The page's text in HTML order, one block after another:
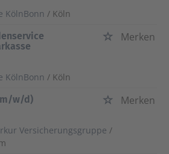
KölnBonn / Köln
Merken
KölnBonn / Köln
w/d)
Merken
Versicherungsgruppe /